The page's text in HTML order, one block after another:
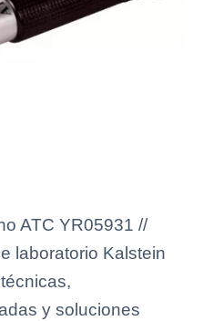
ATC YR05931 //
laboratorio Kalstein
y soluciones